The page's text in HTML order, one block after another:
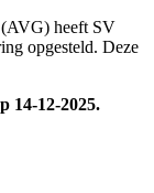
(AVG) heeft SV
opgesteld. Deze
14-12-2025.